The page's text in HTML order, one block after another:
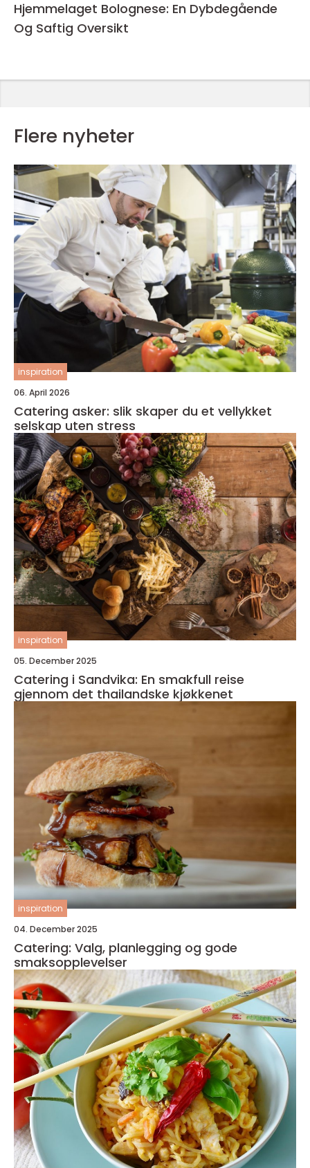
Hjemmelaget Bolognese: En Dybdegående
Og Saftig Oversikt
Flere nyheter
inspiration
06. April 2026
Catering asker: slik skaper du et vellykket
selskap uten stress
inspiration
05. December 2025
Catering i Sandvika: En smakfull reise
gjennom det thailandske kjøkkenet
inspiration
04. December 2025
Catering: Valg, planlegging og gode
smaksopplevelser